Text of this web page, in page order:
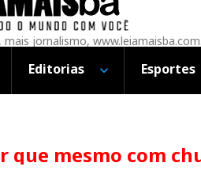
jornalismo,
Editorias Esportes
com chuva a